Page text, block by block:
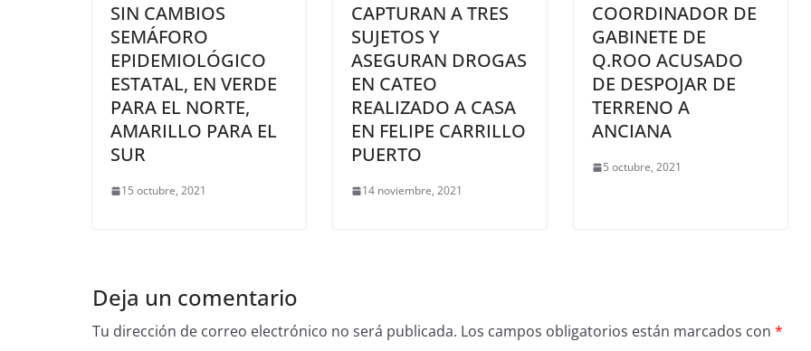
SIN CAMBIOS
SEMÁFORO
EPIDEMIOLÓGICO
ESTATAL, EN VERDE
PARA EL NORTE,
AMARILLO PARA EL
SUR
15 octubre, 2021
CAPTURAN A TRES
SUJETOS Y
ASEGURAN DROGAS
EN CATEO
REALIZADO A CASA
EN FELIPE CARRILLO
PUERTO
14 noviembre, 2021
COORDINADOR DE
GABINETE DE
Q.ROO ACUSADO
DE DESPOJAR DE
TERRENO A
ANCIANA
5 octubre, 2021
Deja un comentario
Tu dirección de correo electrónico no será publicada. Los campos obligatorios están marcados con *